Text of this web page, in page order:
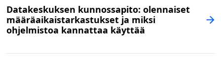
Datakeskuksen kunnossapito: olennaiset
määräaikaistarkastukset ja miksi
ohjelmistoa kannattaa käyttää